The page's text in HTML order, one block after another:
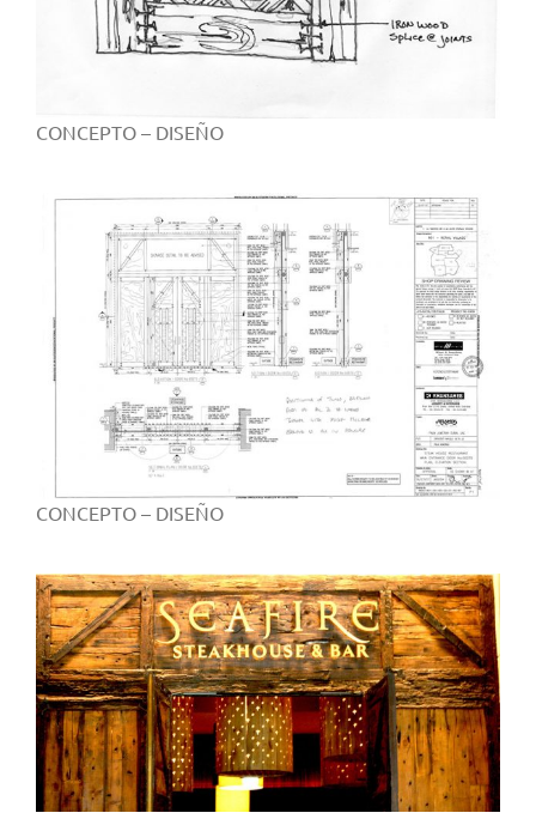
CONCEPTO – DISEÑO
CONCEPTO – DISEÑO